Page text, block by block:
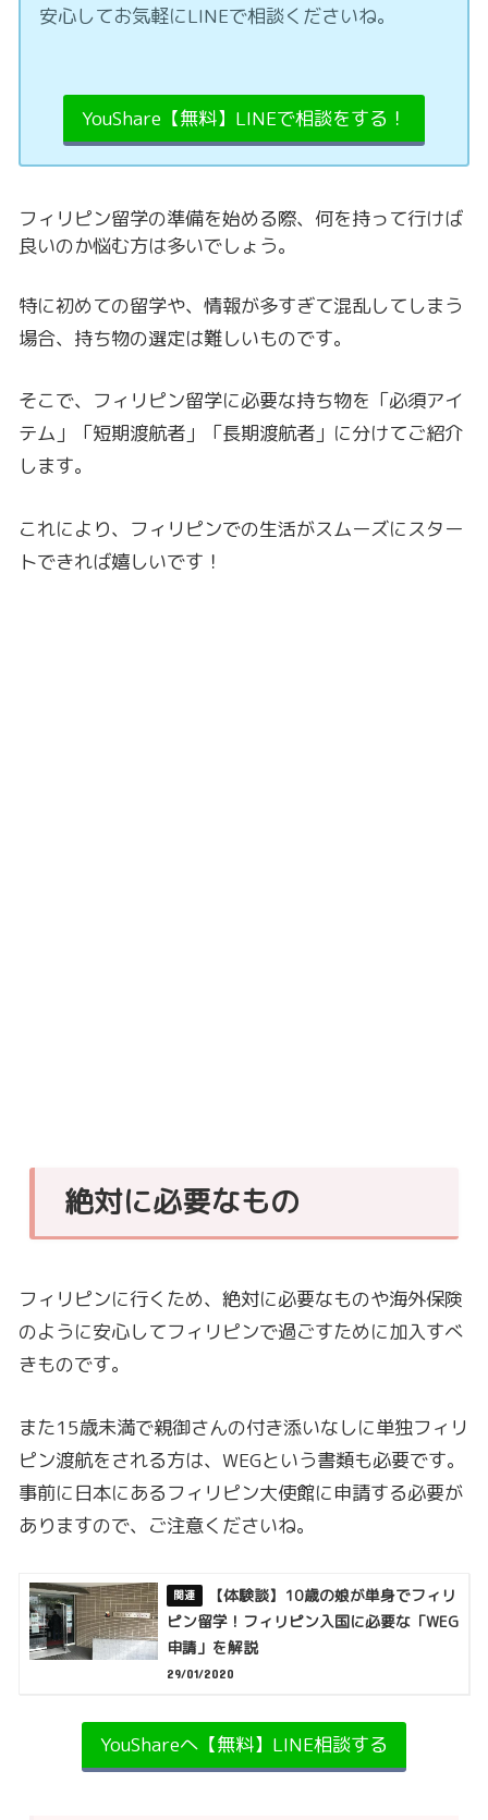
安心してお気軽にLINEで相談くださいね。
YouShare【無料】LINEで相談をする！
フィリピン留学の準備を始める際、何を持って行けば
良いのか悩む方は多いでしょう。
特に初めての留学や、情報が多すぎて混乱してしまう
場合、持ち物の選定は難しいものです。
そこで、フィリピン留学に必要な持ち物を「必須アイ
テム」「短期渡航者」「長期渡航者」に分けてご紹介
します。
これにより、フィリピンでの生活がスムーズにスター
トできれば嬉しいです！
絶対に必要なもの
フィリピンに行くため、絶対に必要なものや海外保険
のように安心してフィリピンで過ごすために加入すべ
きものです。
また15歳未満で親御さんの付き添いなしに単独フィリ
ピン渡航をされる方は、WEGという書類も必要です。
事前に日本にあるフィリピン大使館に申請する必要が
ありますので、ご注意くださいね。
【体験談】10歳の娘が単身でフィリ
ピン留学！フィリピン入国に必要な「WEG
申請」を解説
29/01/2020
YouShareへ【無料】LINE相談する